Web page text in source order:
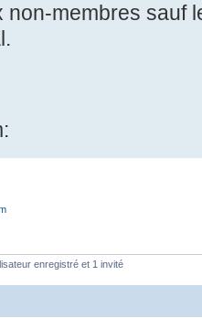
non-membres sauf
enregistré et 1 invité